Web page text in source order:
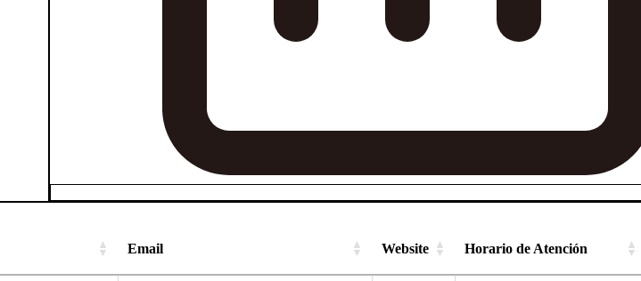
Email Website Horario de Atención